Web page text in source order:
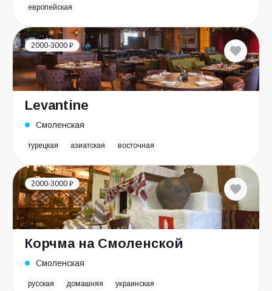
европейская
2000-3000 ₽
Levantine
Смоленская
турецкая азиатская восточная
2000-3000 ₽
Корчма на Смоленской
Смоленская
русская домашняя украинская